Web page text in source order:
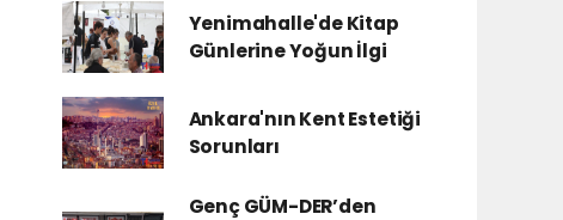
Yenimahalle'de Kitap
Günlerine Yoğun İlgi
Ankara'nın Kent Estetiği
Sorunları
Genç GÜM-DER’den